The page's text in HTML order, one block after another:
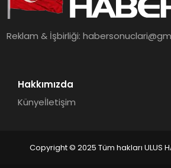
Reklam & İşbirliği:
Hakkımızda
Künyeİletişim
Copyright © 2025 Tüm hakları ULUS